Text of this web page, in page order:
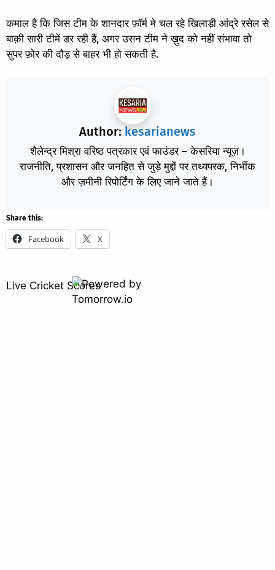
कमाल है कि जिस टीम के शानदार फ़ॉर्म मे चल रहे खिलाड़ी आंद्रे रसेल से
बाक़ी सारी टीमें डर रही हैं, अगर उसन टीम ने ख़ुद को नहीं संभावा तो
सुपर फ़ोर की दौड़ से बाहर भी हो सकती है.
Author: kesarianews
शैलेन्द्र मिश्रा वरिष्ठ पत्रकार एवं फाउंडर – केसरिया न्यूज़।
राजनीति, प्रशासन और जनहित से जुड़े मुद्दों पर तथ्यपरक, निर्भीक
और ज़मीनी रिपोर्टिंग के लिए जाने जाते हैं।
Share this:
Facebook X
Live Cricket Scores